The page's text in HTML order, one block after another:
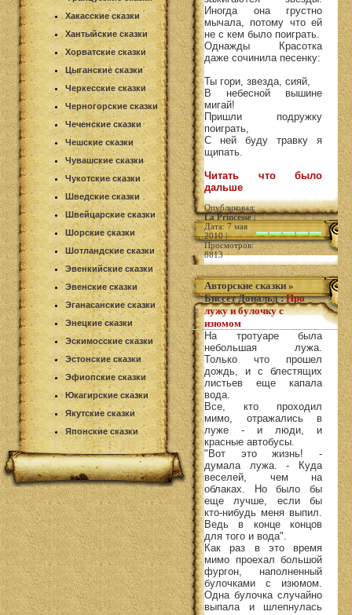
Хакасские сказки
Хантыйские сказки
Хорватские сказки
Цыганские сказки
Черкесские сказки
Черногорские сказки
Чеченские сказки
Чешские сказки
Чувашские сказки
Чукотские сказки
Шведские сказки
Швейцарские сказки
Шорские сказки
Шотландские сказки
Эвенкийские сказки
Эвенские сказки
Эганасанские сказки
Энецкие сказки
Эскимосские сказки
Эстонские сказки
Эфиопские сказки
Юкагирские сказки
Якутские сказки
Японские сказки
Иногда она грустно
мычала, потому что ей
не с кем было поиграть.
Однажды Красотка
даже сочинила песенку:
Ты гори, звезда, сияй,
В небесной вышине
мигай!
Пришли подружку
поиграть,
С ней буду травку я
щипать.
Читать что было
дальше
Опубликовал:
La Princesse|
Дата: 7 мая
2010 |
Просмотров:
8813
Авторские сказки »
Биссет Дональд:Про
лужу и булочку с
изюмом
На тротуаре была
небольшая лужа.
Только что прошел
дождь, и с блестящих
листьев еще капала
вода.
Все, кто проходил
мимо, отражались в
луже - и люди, и
красные автобусы.
"Вот это жизнь! -
думала лужа. - Куда
веселей, чем на
облаках. Но было бы
еще лучше, если бы
кто-нибудь меня выпил.
Ведь в конце концов
для того и вода".
Как раз в это время
мимо проехал большой
фургон, наполненный
булочками с изюмом.
Одна булочка случайно
выпала и шлепнулась